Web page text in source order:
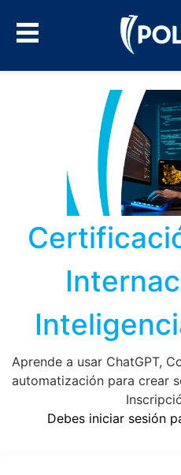
Aprende a usar ChatGPT,
automatización para crear
Debes iniciar sesión